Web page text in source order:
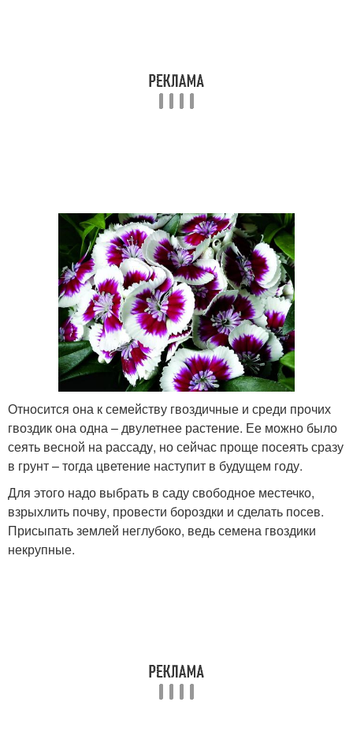
Относится она к семейству гвоздичные и среди прочих
гвоздик она одна – двулетнее растение. Ее можно было
сеять весной на рассаду, но сейчас проще посеять сразу
в грунт – тогда цветение наступит в будущем году.
Для этого надо выбрать в саду свободное местечко,
взрыхлить почву, провести бороздки и сделать посев.
Присыпать землей неглубоко, ведь семена гвоздики
некрупные.